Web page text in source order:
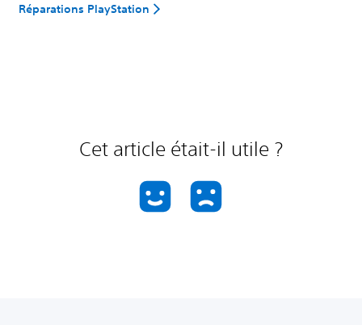
Réparations PlayStation
Cet article était-il utile ?